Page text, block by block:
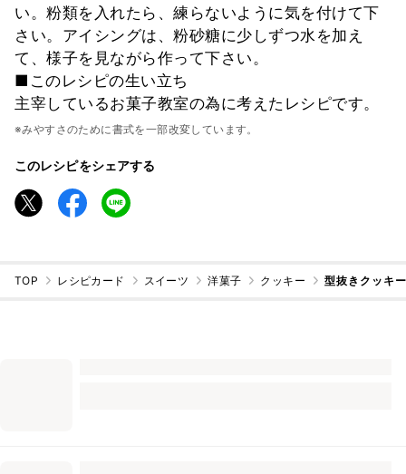
い。粉類を入れたら、練らないように気を付けて下
さい。アイシングは、粉砂糖に少しずつ水を加え
て、様子を見ながら作って下さい。
■このレシピの生い立ち
主宰しているお菓子教室の為に考えたレシピです。
※みやすさのために書式を一部改変しています。
このレシピをシェアする
TOP レシピカード スイーツ 洋菓子 クッキー 型抜きクッキ